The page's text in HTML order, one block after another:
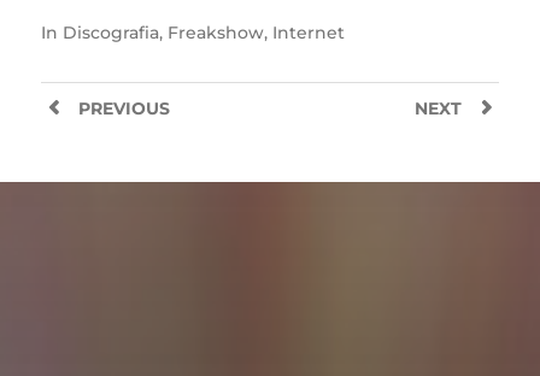
In Discografia, Freakshow, Internet
NEXT
PREVIOUS